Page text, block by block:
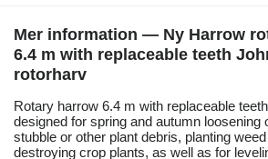
Mer information — Ny Harrow
6.4 m with replaceable teeth
rotorharv
Rotary harrow 6.4 m with replaceable
designed for spring and autumn loosening
stubble or other plant debris, planting
destroying crop plants, as well as for